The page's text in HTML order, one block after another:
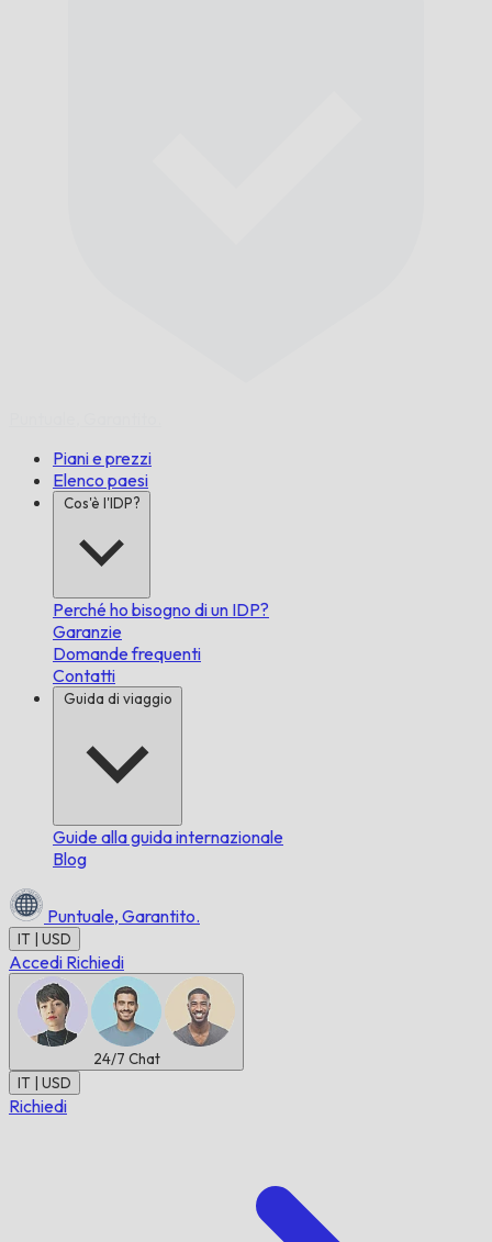
Piani e prezzi
Elenco paesi
Cos'è l'IDP?
Perché ho bisogno di un IDP?
Garanzie
Domande frequenti
Contatti
Guida di viaggio
Guide alla guida internazionale
Blog
Puntuale, Garantito.
IT | USD
Accedi Richiedi
24/7 Chat
IT | USD
Richiedi